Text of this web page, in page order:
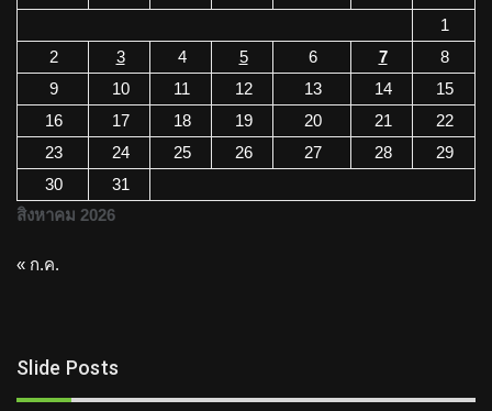
สิงหาคม 2026
1
2
3 4 5 6 7
8
9
10 11 12 13 14
15
16
17 18 19 20 21
22
23
24 25 26 27 28
29
30
31
« ก.ค.
Slide Posts